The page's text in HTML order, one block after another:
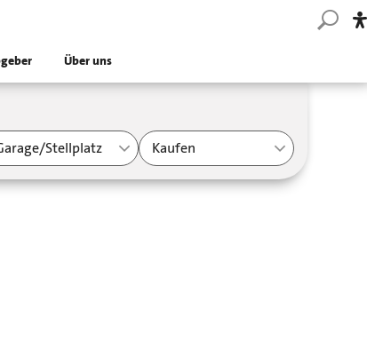
Über uns
Stellplatz Kaufen